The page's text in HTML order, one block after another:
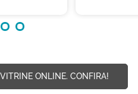
ONLINE. CONFIRA!